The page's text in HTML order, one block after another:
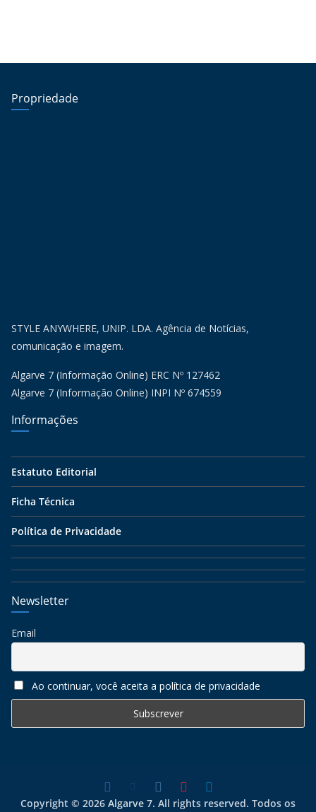
Propriedade
STYLE ANYWHERE, UNIP. LDA. Agência de Notícias,
comunicação e imagem.
Algarve 7 (Informação Online) ERC Nº 127462
Algarve 7 (Informação Online) INPI Nº 674559
Informações
Estatuto Editorial
Ficha Técnica
Política de Privacidade
Newsletter
Email
Ao continuar, você aceita a política de privacidade
Copyright © 2026 Algarve 7. All rights reserved. Todos os